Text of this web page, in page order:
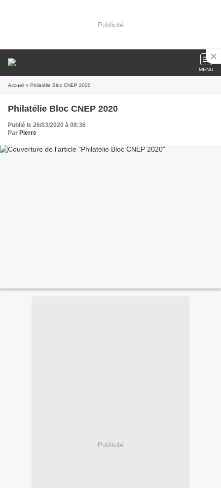
Publicité
MENU
Accueil » Philatélie Bloc CNEP 2020
Philatélie Bloc CNEP 2020
Publié le 26/03/2020 à 08:36
Par Pierre
Publicité